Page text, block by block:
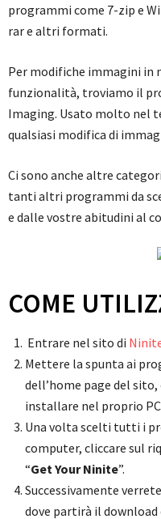
programmi come 7-zip e
rar e altri formati.
Per modifiche immagini in
funzionalità, troviamo il
Imaging. Usato molto nel
qualsiasi modifica di
Ci sono anche altre
tanti altri programmi da
e dalle vostre abitudini al
COME
Entrare nel sito di
Mettere la spunta ai
dell’home page del sito,
installare nel proprio
Una volta scelti tutti i
computer, cliccare sul
“Get Your Ninite”.
Successivamente
dove partirà il download